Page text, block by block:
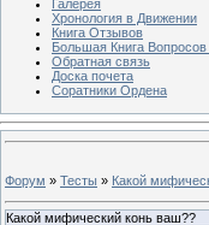
Галерея
Хронология в Движении
Книга Отзывов
Большая Книга
Обратная связь
Доска почета
Соратники Ордена
Форум » Тесты » Какой
Какой мифический конь ваш??